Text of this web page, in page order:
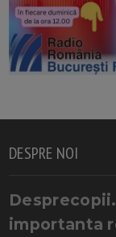
DESPRE NOI
importanta